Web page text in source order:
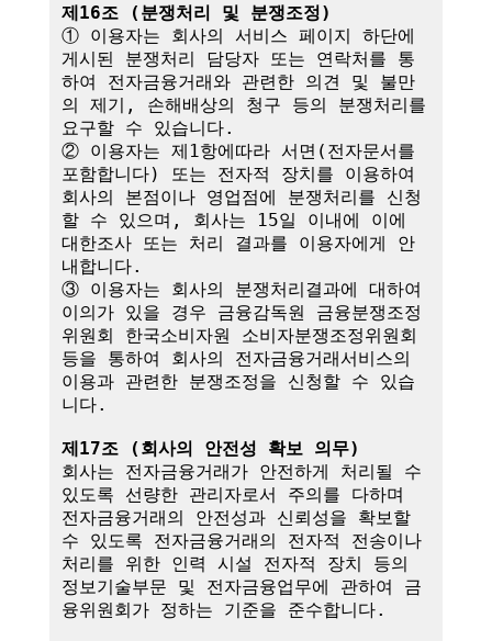
제16조 (분쟁처리 및 분쟁조정)
① 이용자는 회사의 서비스 페이지 하단에
게시된 분쟁처리 담당자 또는 연락처를 통
하여 전자금융거래와 관련한 의견 및 불만
의 제기, 손해배상의 청구 등의 분쟁처리를
요구할 수 있습니다.
② 이용자는 제1항에따라 서면(전자문서를
포함합니다) 또는 전자적 장치를 이용하여
회사의 본점이나 영업점에 분쟁처리를 신청
할 수 있으며, 회사는 15일 이내에 이에
대한조사 또는 처리 결과를 이용자에게 안
내합니다.
③ 이용자는 회사의 분쟁처리결과에 대하여
이의가 있을 경우 금융감독원 금융분쟁조정
위원회 한국소비자원 소비자분쟁조정위원회
등을 통하여 회사의 전자금융거래서비스의
이용과 관련한 분쟁조정을 신청할 수 있습
니다.
제17조 (회사의 안전성 확보 의무)
회사는 전자금융거래가 안전하게 처리될 수
있도록 선량한 관리자로서 주의를 다하며
전자금융거래의 안전성과 신뢰성을 확보할
수 있도록 전자금융거래의 전자적 전송이나
처리를 위한 인력 시설 전자적 장치 등의
정보기술부문 및 전자금융업무에 관하여 금
융위원회가 정하는 기준을 준수합니다.